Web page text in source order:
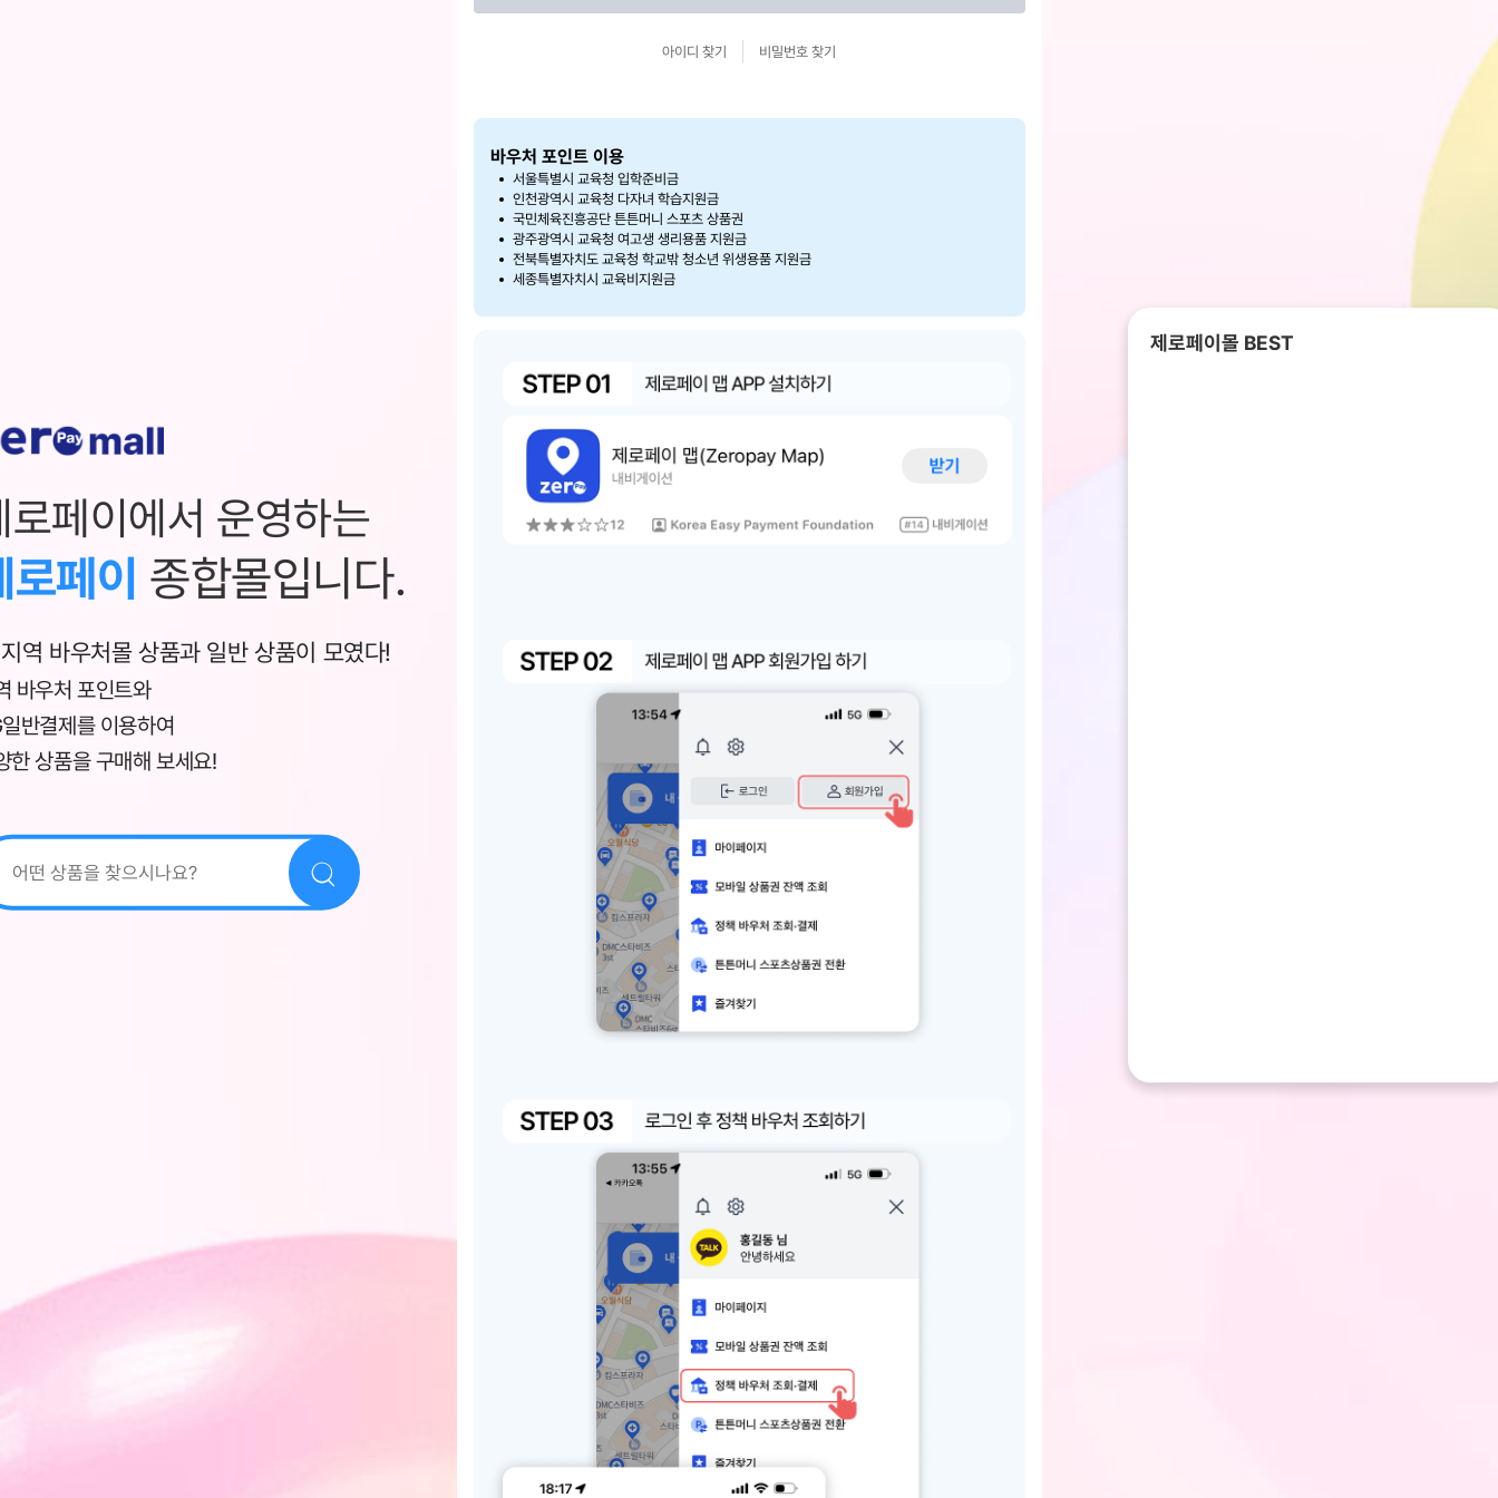
제로페이몰 BEST
아이디 찾기 비밀번호 찾기
바우처 포인트 이용
서울특별시 교육청 입학준비금
인천광역시 교육청 다자녀 학습지원금
국민체육진흥공단 튼튼머니 스포츠 상품권
광주광역시 교육청 여고생 생리용품 지원금
전북특별자치도 교육청 학교밖 청소년 위생용품 지원금
세종특별자치시 교육비지원금
로페이에서 운영하는
로페이 종합몰입니다.
역 바우처몰 상품과 일반 상품이 모였다!
바우처 포인트와
반결제를 이용하여
한 상품을 구매해 보세요!